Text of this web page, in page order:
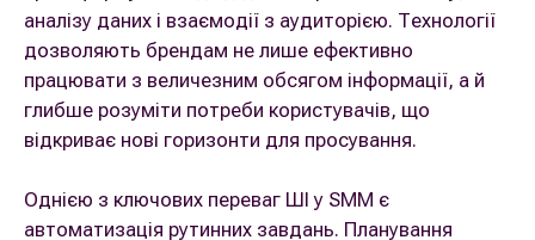
аналізу даних і взаємодії з аудиторією. Технології
дозволяють брендам не лише ефективно
працювати з величезним обсягом інформації, а й
глибше розуміти потреби користувачів, що
відкриває нові горизонти для просування.
Однією з ключових переваг ШІ у SMM є
автоматизація рутинних завдань. Планування